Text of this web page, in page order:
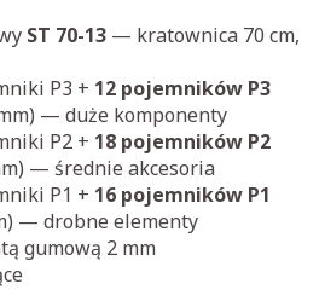
ST 70-13 — kratownica 70 cm,
P3 + 12 pojemników P3
— duże komponenty
P2 + 18 pojemników P2
— średnie akcesoria
P1 + 16 pojemników P1
— drobne elementy
gumową 2 mm